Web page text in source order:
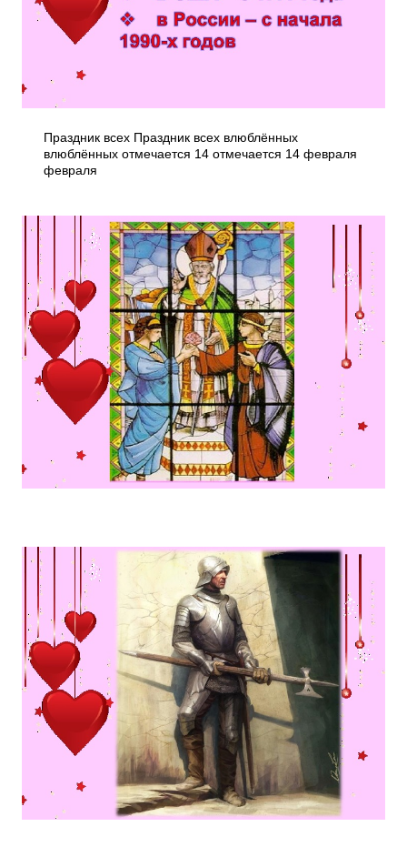
Праздник всех Праздник всех влюблённых
влюблённых отмечается 14 отмечается 14 февраля
февраля